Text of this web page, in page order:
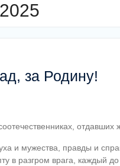
за Родину!
отдавших
и мужества, правды и
в разгром врага, каждый